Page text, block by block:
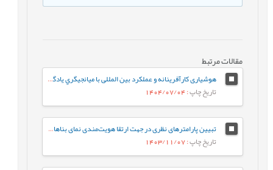
مقالات مرتبط
هوشیاری کارآفرینانه و عملکرد بین المللی با میانجیگري یادگیری کارآفرینانه و تعدیلگری پویایی بازار داخلی
تاریخ چاپ: 1404/07/04
تبیین پارامترهای نظری در جهت ارتقا هویت‌مندی نمای بناها در منظر خیابان (مورد مطالعاتی: خیابان ولیعصر تهران)
تاریخ چاپ: 1403/11/07